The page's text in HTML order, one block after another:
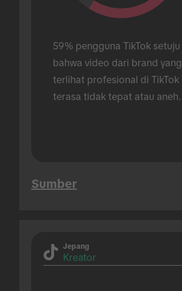
59% pengguna TikTok setuju
bahwa video dari brand yang
terlihat profesional di TikTok
terasa tidak tepat atau aneh.
Sumber
Jepang
Kreator